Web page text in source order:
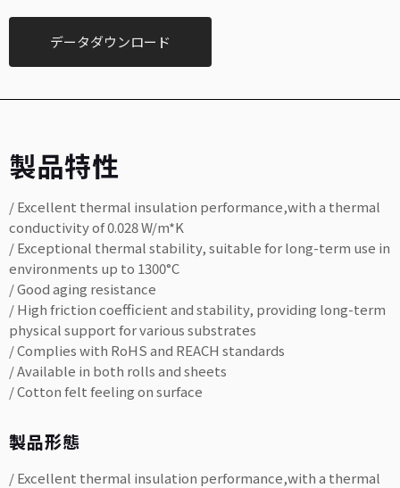
データダウンロード
製品特性
/ Excellent thermal insulation performance,with a thermal
conductivity of 0.028 W/m*K
/ Exceptional thermal stability, suitable for long-term use in
environments up to 1300°C
/ Good aging resistance
/ High friction coefficient and stability, providing long-term
physical support for various substrates
/ Complies with RoHS and REACH standards
/ Available in both rolls and sheets
/ Cotton felt feeling on surface
製品形態
/ Excellent thermal insulation performance,with a thermal